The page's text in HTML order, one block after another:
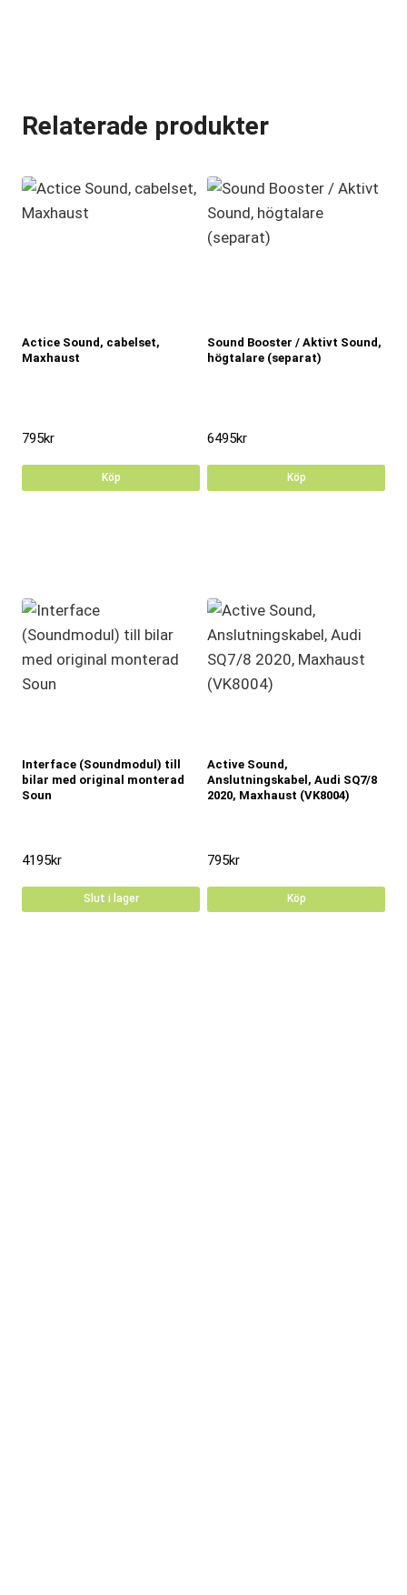
Relaterade produkter
Actice Sound, cabelset,
Maxhaust
795kr
Köp
Sound Booster / Aktivt Sound,
högtalare (separat)
6495kr
Köp
Interface (Soundmodul) till
bilar med original monterad
Soun
4195kr
Slut i lager
Active Sound,
Anslutningskabel, Audi SQ7/8
2020, Maxhaust (VK8004)
795kr
Köp